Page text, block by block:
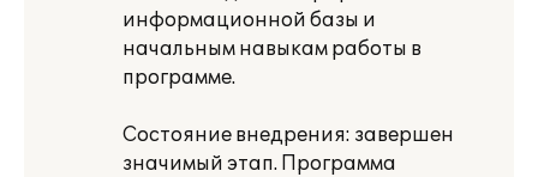
информационной базы и
начальным навыкам работы в
программе.
Состояние внедрения: завершен
значимый этап. Программа